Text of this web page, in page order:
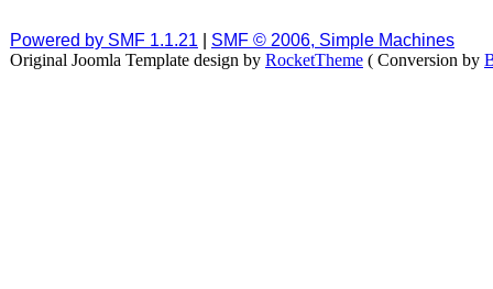
Powered by SMF 1.1.21
SMF © 2006, Simple Machines
Original Joomla Template design by RocketTheme ( Conversion by